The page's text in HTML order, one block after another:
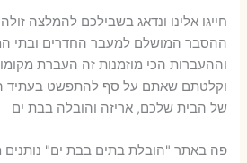
חייגו אלינו ונדאג בשבילכם להמלצה
ההסבר המושלם למעבר החדרים ובתי
וההעברות הכי מוזמנות זה העברת
וקלטתם שאתם על סף להתפשט בעתיד
של הבית שלכם, אריזה והובלה בבת ים
פה באתר "הובלת בתים בבת ים" נותנים